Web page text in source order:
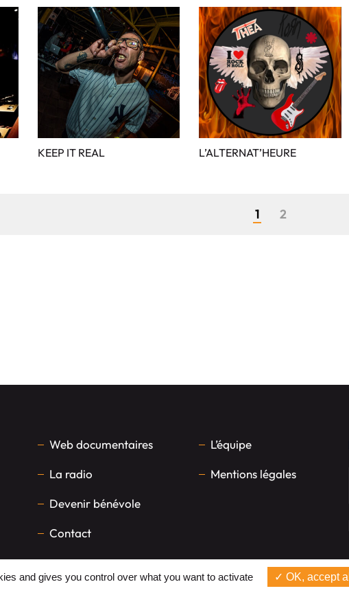
KEEP IT REAL L’ALTERNAT’HEURE
1 2
Web documentaires
La radio
Devenir bénévole
Contact
L’équipe
Mentions légales
and gives you control over what you want to activate OK, accept all